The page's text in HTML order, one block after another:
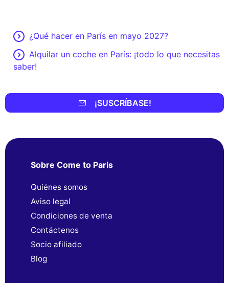
¿Qué hacer en París en mayo 2027?
Alquilar un coche en París: ¡todo lo que necesitas
saber!
¡SUSCRÍBASE!
Sobre Come to Paris
Quiénes somos
Aviso legal
Condiciones de venta
Contáctenos
Socio afiliado
Blog